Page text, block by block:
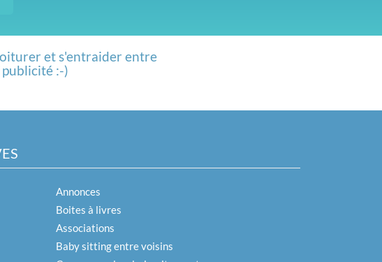
et s'entraider entre
:-)
Annonces
Boites à livres
Associations
Baby sitting entre voisins